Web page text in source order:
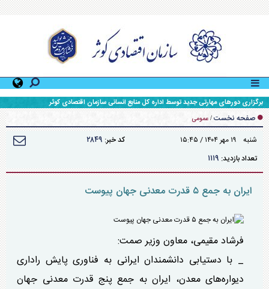
برگزاری دور‌های مهارتی جدید توسط اداره کل منابع انسانی سازمان اقتصادی کوثر
صفحه نخست / عمومی
شنبه ۱۹ مهر ۱۴۰۴ / ۱۵:۴۵ کد خبر: ۲۸۴۹
تعداد بازدید: ۱۱۱۹
ایران به جمع ۵ قدرت معدنی جهان پیوست
فرشاد مقیمی، معاون وزیر صمت:
_ با دستیابی دانشمندان ایرانی به فناوری پایش راداری
دیواره‌های معدن، ایران به جمع پنج قدرت معدنی جهان